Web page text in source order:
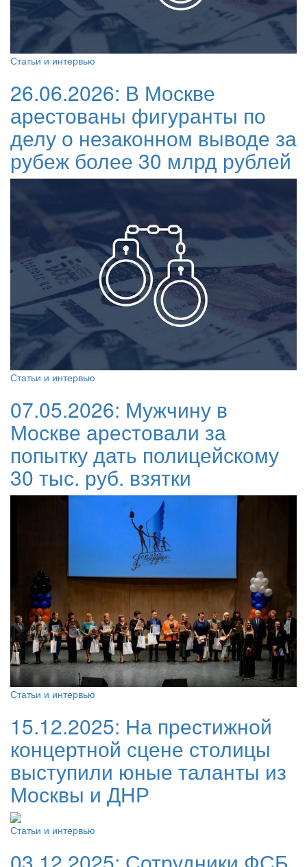
Статьи и интервью
26.06.2026: В Москве
арестованы фигуранты по
делу о незаконном выводе за
рубеж более 30 млрд рублей
Статьи и интервью
07.05.2026: Мужчину в
Москве арестовали за
попытку дать полицейскому
30 тыс. руб. взятки
Статьи и интервью
15.12.2025: На престижной
концертной сцене столицы
выступили юные таланты из
Москвы и ДНР
Статьи и интервью